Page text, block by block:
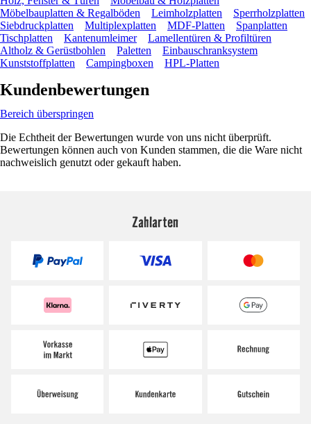
Möbelbauplatten & Regalböden
Leimholzplatten
Sperrholzplatten
Siebdruckplatten
Multiplexplatten MDF-Platten
Spanplatten
Tischplatten
Kantenumleimer
Lamellentüren & Profiltüren
Altholz & Gerüstbohlen
Paletten
Einbauschranksystem
Kunststoffplatten
Campingboxen HPL-Platten
Kundenbewertungen
Bereich überspringen
Die Echtheit der Bewertungen wurde von uns nicht überprüft.
Bewertungen können auch von Kunden stammen, die die Ware nicht
nachweislich genutzt oder gekauft haben.
Zahlarten